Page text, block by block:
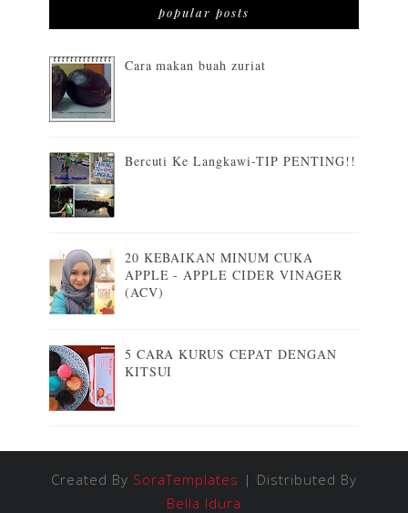
popular posts
Cara makan buah zuriat
Bercuti Ke Langkawi-TIP PENTING!!
20 KEBAIKAN MINUM CUKA
APPLE - APPLE CIDER VINAGER
(ACV)
5 CARA KURUS CEPAT DENGAN
KITSUI
Created By SoraTemplates | Distributed By
Bella Idura